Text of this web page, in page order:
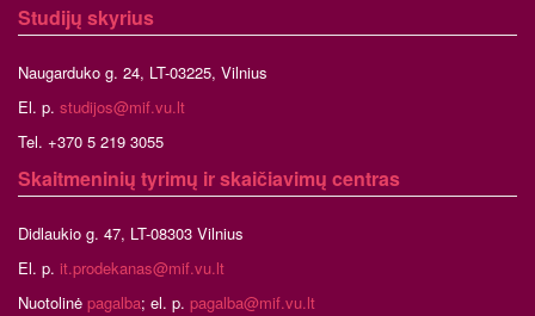
Studijų skyrius
Naugarduko g. 24, LT-03225, Vilnius
El. p. studijos@mif.vu.lt
Tel. +370 5 219 3055
Skaitmeninių tyrimų ir skaičiavimų centras
Didlaukio g. 47, LT-08303 Vilnius
El. p. it.prodekanas@mif.vu.lt
Nuotolinė pagalba; el. p. pagalba@mif.vu.lt